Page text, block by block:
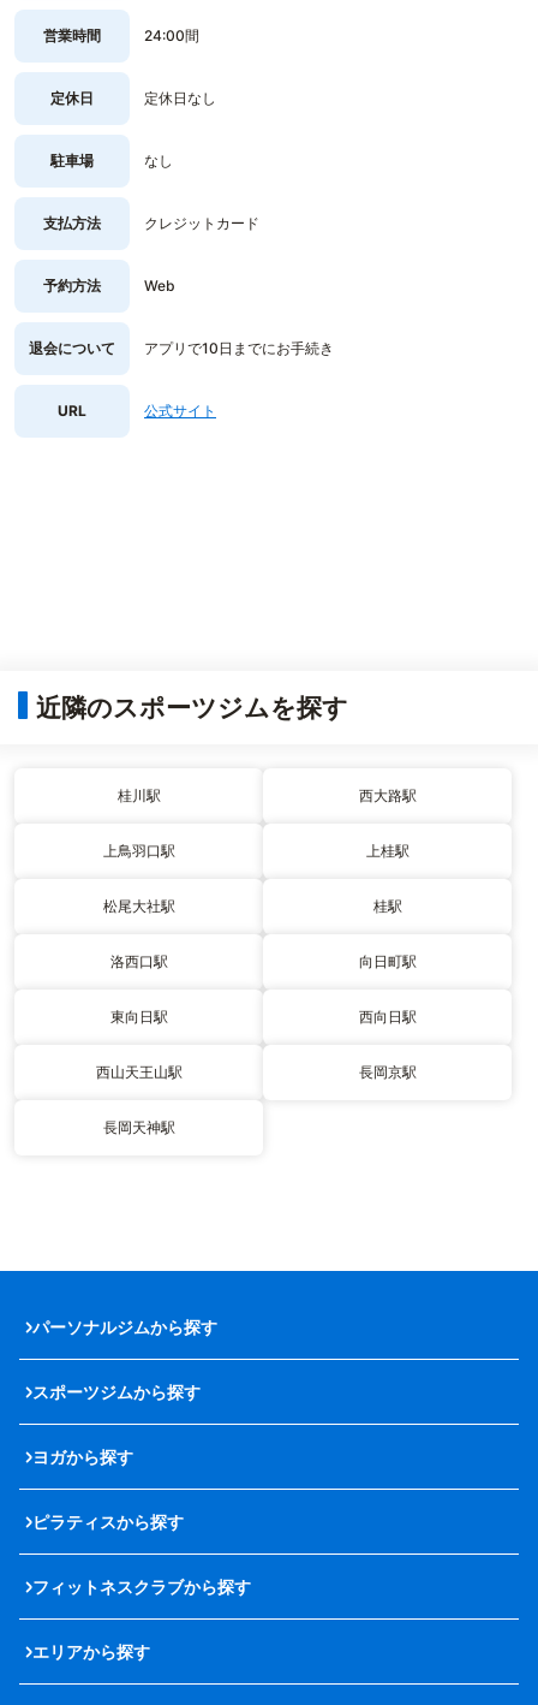
営業時間 24:00間
定休日 定休日なし
駐車場 なし
支払方法 クレジットカード
予約方法 Web
退会について アプリで10日までにお手続き
URL 公式サイト
近隣のスポーツジムを探す
桂川駅 西大路駅
上鳥羽口駅 上桂駅
松尾大社駅 桂駅
洛西口駅 向日町駅
東向日駅 西向日駅
西山天王山駅 長岡京駅
長岡天神駅
パーソナルジムから探す
スポーツジムから探す
ヨガから探す
ピラティスから探す
フィットネスクラブから探す
エリアから探す